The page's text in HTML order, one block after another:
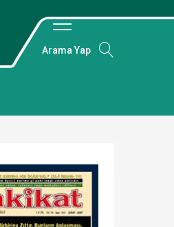
Arama Yap